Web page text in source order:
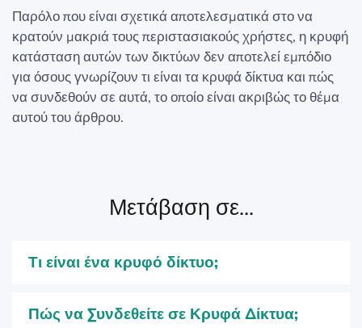
Παρόλο που είναι σχετικά αποτελεσματικά στο να
κρατούν μακριά τους περιστασιακούς χρήστες, η κρυφή
κατάσταση αυτών των δικτύων δεν αποτελεί εμπόδιο
για όσους γνωρίζουν τι είναι τα κρυφά δίκτυα και πώς
να συνδεθούν σε αυτά, το οποίο είναι ακριβώς το θέμα
αυτού του άρθρου.
Μετάβαση σε...
Τι είναι ένα κρυφό δίκτυο;
Πώς να Συνδεθείτε σε Κρυφά Δίκτυα;